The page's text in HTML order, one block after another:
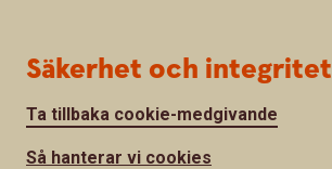
Säkerhet och integritet
Ta tillbaka cookie-medgivande
Så hanterar vi cookies